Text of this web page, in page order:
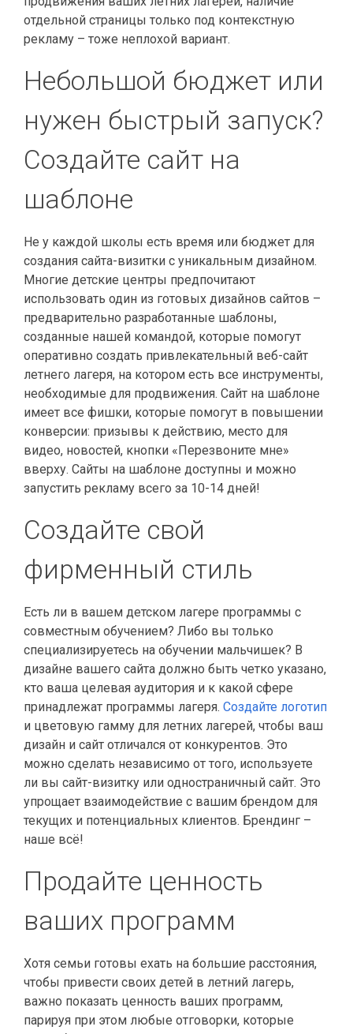
отдельной страницы только под контекстную
рекламу – тоже неплохой вариант.
Небольшой бюджет или
нужен быстрый запуск?
Создайте сайт на
шаблоне
Не у каждой школы есть время или бюджет для
создания сайта-визитки с уникальным дизайном.
Многие детские центры предпочитают
использовать один из готовых дизайнов сайтов –
предварительно разработанные шаблоны,
созданные нашей командой, которые помогут
оперативно создать привлекательный веб-сайт
летнего лагеря, на котором есть все инструменты,
необходимые для продвижения. Сайт на шаблоне
имеет все фишки, которые помогут в повышении
конверсии: призывы к действию, место для
видео, новостей, кнопки «Перезвоните мне»
вверху. Сайты на шаблоне доступны и можно
запустить рекламу всего за 10-14 дней!
Создайте свой
фирменный стиль
Есть ли в вашем детском лагере программы с
совместным обучением? Либо вы только
специализируетесь на обучении мальчишек? В
дизайне вашего сайта должно быть четко указано,
кто ваша целевая аудитория и к какой сфере
принадлежат программы лагеря. Создайте логотип
и цветовую гамму для летних лагерей, чтобы ваш
дизайн и сайт отличался от конкурентов. Это
можно сделать независимо от того, используете
ли вы сайт-визитку или одностраничный сайт. Это
упрощает взаимодействие с вашим брендом для
текущих и потенциальных клиентов. Брендинг –
наше всё!
Продайте ценность
ваших программ
Хотя семьи готовы ехать на большие расстояния,
чтобы привести своих детей в летний лагерь,
важно показать ценность ваших программ,
парируя при этом любые отговорки, которые